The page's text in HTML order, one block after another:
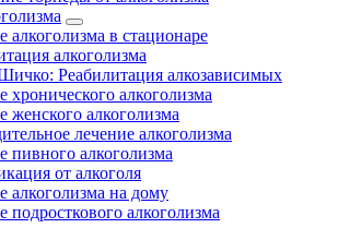
алкоголизма в стационаре
алкоголизма
Реабилитация алкозависимых
хронического алкоголизма
женского алкоголизма
лечение алкоголизма
пивного алкоголизма
от алкоголя
алкоголизма на дому
подросткового алкоголизма